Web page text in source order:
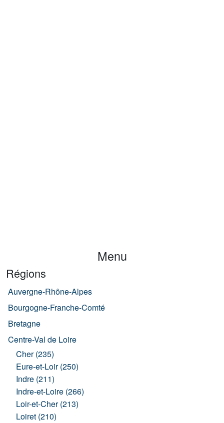
Menu
Régions
Auvergne-Rhône-Alpes
Bourgogne-Franche-Comté
Bretagne
Centre-Val de Loire
Cher (235)
Eure-et-Loir (250)
Indre (211)
Indre-et-Loire (266)
Loir-et-Cher (213)
Loiret (210)